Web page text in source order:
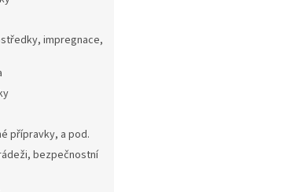
impregnace,
přípravky, a pod.
bezpečnostní